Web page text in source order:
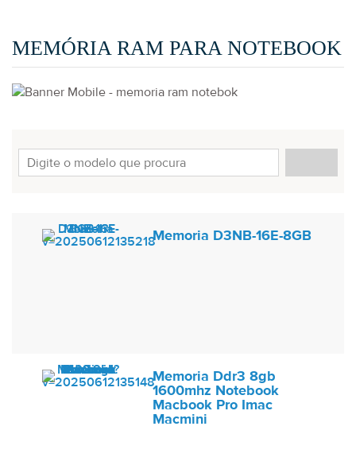
MEMÓRIA RAM PARA NOTEBOOK
Memoria D3NB-16E-8GB
Memoria Ddr3 8gb
1600mhz Notebook
Macbook Pro Imac
Macmini